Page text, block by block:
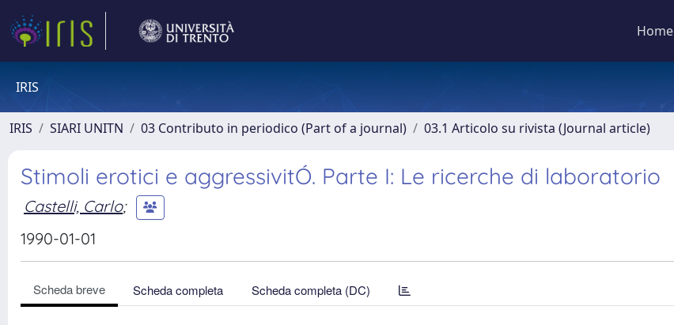
Home
IRIS
IRIS SIARI UNITN 03 Contributo in periodico (Part of a journal) 03.1 Articolo su rivista (Journal article)
Stimoli erotici e aggressivitÓ. Parte I: Le ricerche di laboratorio
Castelli, Carlo;
1990-01-01
Scheda breve Scheda completa Scheda completa (DC)